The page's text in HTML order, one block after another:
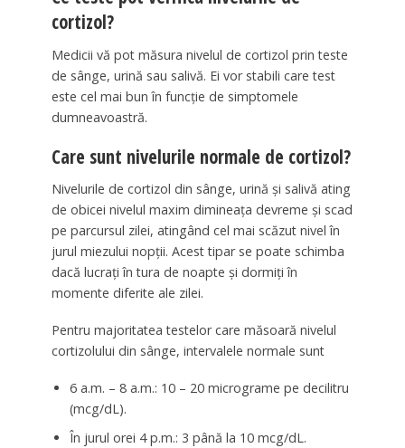
cortizol?
Medicii vă pot măsura nivelul de cortizol prin teste
de sânge, urină sau salivă. Ei vor stabili care test
este cel mai bun în funcție de simptomele
dumneavoastră.
Care sunt nivelurile normale de cortizol?
Nivelurile de cortizol din sânge, urină și salivă ating
de obicei nivelul maxim dimineața devreme și scad
pe parcursul zilei, atingând cel mai scăzut nivel în
jurul miezului nopții. Acest tipar se poate schimba
dacă lucrați în tura de noapte și dormiți în
momente diferite ale zilei.
Pentru majoritatea testelor care măsoară nivelul
cortizolului din sânge, intervalele normale sunt
6 a.m. – 8 a.m.: 10 – 20 micrograme pe decilitru
(mcg/dL).
În jurul orei 4 p.m.: 3 până la 10 mcg/dL.